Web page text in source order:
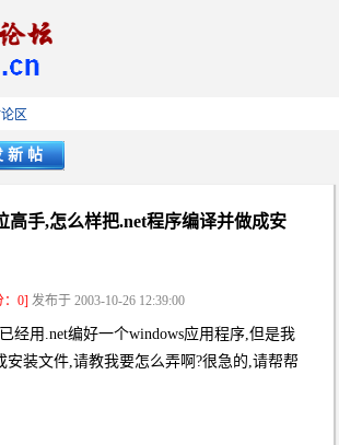
区
新 帖
高手,怎么样把.net程序编译并做成安
：0] 发布于 2003-10-26 12:39:00
经用.net编好一个windows应用程序,但是我
安装文件,请教我要怎么弄啊?很急的,请帮帮